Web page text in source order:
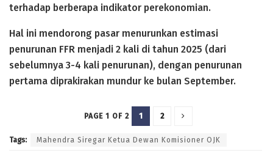
terhadap berberapa indikator perekonomian.
Hal ini mendorong pasar menurunkan estimasi
penurunan FFR menjadi 2 kali di tahun 2025 (dari
sebelumnya 3-4 kali penurunan), dengan penurunan
pertama diprakirakan mundur ke bulan September.
PAGE 1 OF 2 1 2
Tags:
Mahendra Siregar Ketua Dewan Komisioner OJK